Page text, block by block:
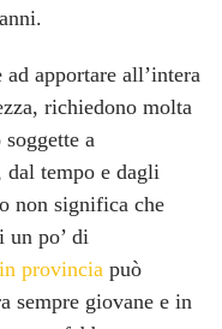
apportare all’intera
richiedono molta
a
dal tempo e dagli
non significa che
un po’ di
provincia può
sempre giovane e in